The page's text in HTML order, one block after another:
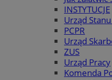
INSTYTUCJE
Urząd
PCPR
Urząd
ZUS
Urząd Pracy
Komenda